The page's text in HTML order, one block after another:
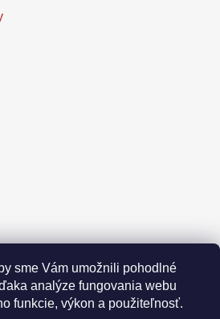
sme Vám umožnili pohodlné
analýze fungovania webu
funkcie, výkon a použiteľnosť.